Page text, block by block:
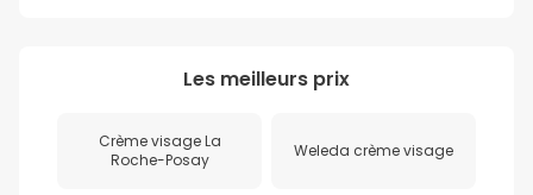
Les meilleurs prix
Crème visage La
Roche-Posay
Weleda crème visage